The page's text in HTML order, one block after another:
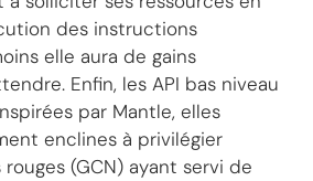
des instructions
elle aura de gains
Enfin, les API bas niveau
par Mantle, elles
enclines à privilégier
(GCN) ayant servi de